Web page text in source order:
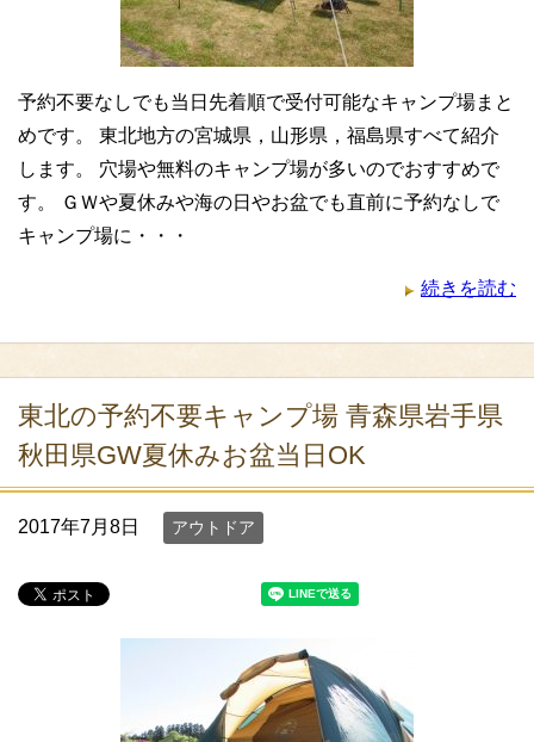
予約不要なしでも当日先着順で受付可能なキャンプ場まと
めです。 東北地方の宮城県，山形県，福島県すべて紹介
します。 穴場や無料のキャンプ場が多いのでおすすめで
す。 ＧＷや夏休みや海の日やお盆でも直前に予約なしで
キャンプ場に・・・
続きを読む
東北の予約不要キャンプ場 青森県岩手県
秋田県GW夏休みお盆当日OK
2017年7月8日 アウトドア